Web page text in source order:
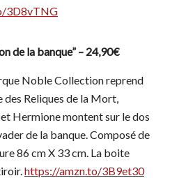
3D8vTNG
de la banque” – 24,90€
Noble Collection reprend
des Reliques de la Mort,
Hermione montent sur le dos
de la banque. Composé de
86 cm X 33 cm. La boite
https://amzn.to/3B9et30